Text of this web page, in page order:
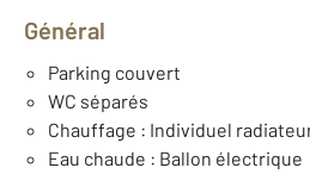
Général
Parking couvert
WC séparés
Chauffage : Individuel
Eau chaude : Ballon électrique